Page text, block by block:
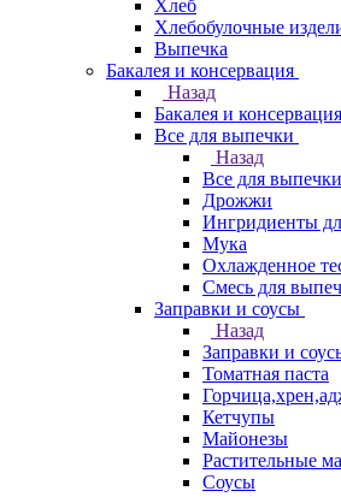
Хлеб
Хлебобулочные
Выпечка
Бакалея и консервация
Назад
Бакалея и консервация
Все для выпечки
Назад
Все для выпечки
Дрожжи
Ингридиенты
Мука
Охлажденное
Смесь для
Заправки и соусы
Назад
Заправки и
Томатная паста
Кетчупы
Майонезы
Растительные
Соусы